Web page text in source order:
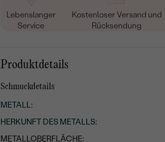
Lebenslanger
Service
Kostenloser Versand und
Rücksendung
Produktdetails
Schmuckdetails
METALL:
HERKUNFT DES METALLS:
METALLOBERFLÄCHE: